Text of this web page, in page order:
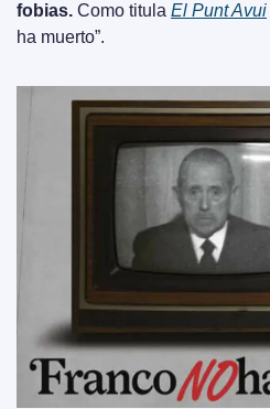
fobias. Como titula El Punt Avui
ha muerto”.